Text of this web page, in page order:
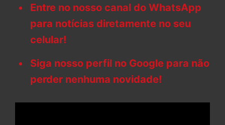
Entre no nosso canal do WhatsApp
para notícias diretamente no seu
celular!
Siga nosso perfil no Google para não
perder nenhuma novidade!